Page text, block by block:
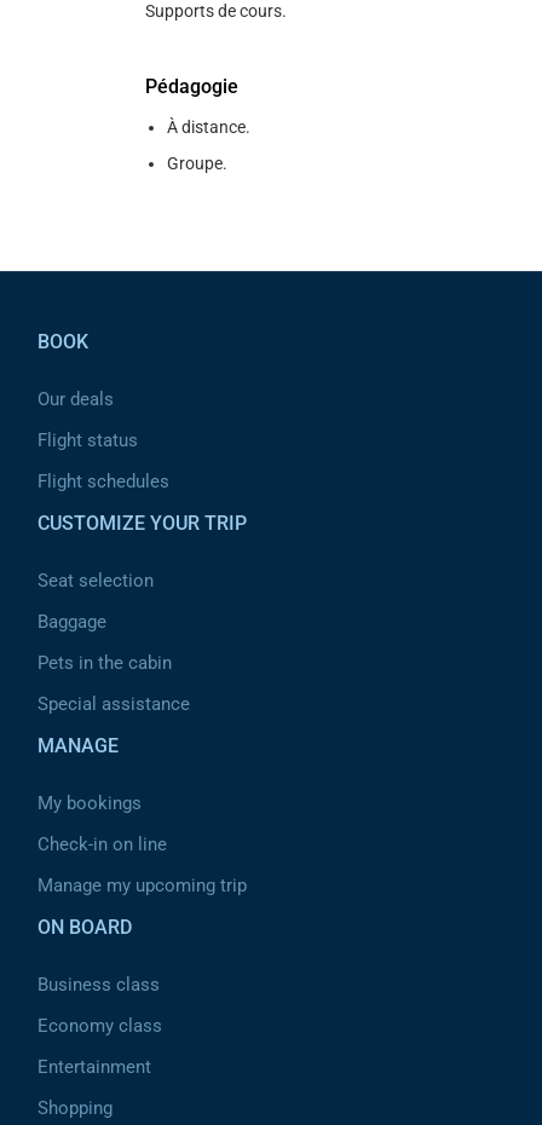
Supports de cours.
Pédagogie
À distance.
Groupe.
BOOK
Our deals
Flight status
Flight schedules
CUSTOMIZE YOUR TRIP
Seat selection
Baggage
Pets in the cabin
Special assistance
MANAGE
My bookings
Check-in on line
Manage my upcoming trip
ON BOARD
Business class
Economy class
Entertainment
Shopping